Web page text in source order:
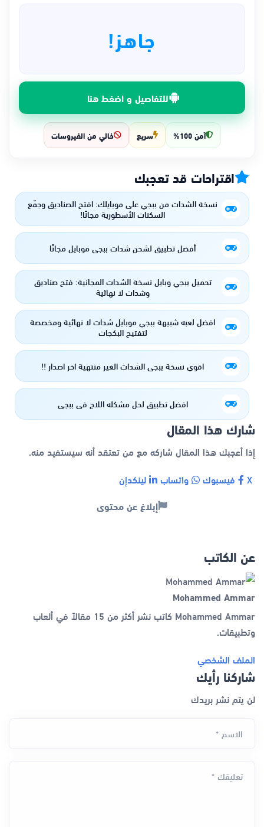
جاهز!
للتفاصيل و اضغط هنا
آمن 100% سريع خالي من الفيروسات
اقتراحات قد تعجبك
نسخة الشدات من ببجي على موبايلك: افتح الصناديق وجمّع
السكنات الأسطورية مجانًا!
أفضل تطبيق لشحن شدات ببجي موبايل مجانًا
تحميل ببجي وبايل نسخة الشدات المجانية: فتح صناديق
وشدات لا نهائية
افضل لعبه شبيهة ببجي موبايل شدات لا نهائية ومخصصة
لتفتيح البكجات
اقوي نسخة ببجي الشدات الغير منتهية اخر اصدار !!
افضل تطبيق لحل مشكله اللاج في ببجي
شارك هذا المقال
إذا أعجبك هذا المقال شاركه مع من تعتقد أنه سيستفيد منه.
فيسبوك واتساب لينكدإن
إبلاغ عن محتوى
عن الكاتب
Mohammed Ammar
Mohammed Ammar كاتب نشر أكثر من 15 مقالاً في ألعاب
وتطبيقات.
الملف الشخصي
شاركنا رأيك
لن يتم نشر بريدك
الاسم *
تعليقك *